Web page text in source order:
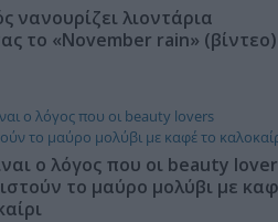
νανουρίζει λιοντάρια
το «November rain» (βίντεο)
ο λόγος που οι beauty
το μαύρο μολύβι με